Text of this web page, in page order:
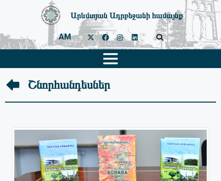
Արևմտյան Ադրբեջանի համայնք
AM
Շնորհանդեսներ